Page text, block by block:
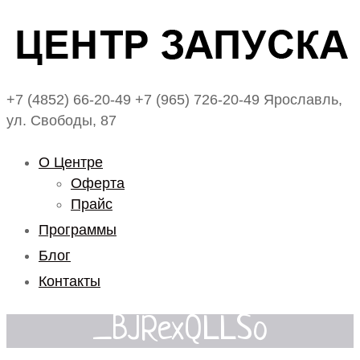
+7 (4852) 66-20-49 +7 (965) 726-20-49 Ярославль,
ул. Свободы, 87
О Центре
Оферта
Прайс
Программы
Блог
Контакты
_BJRexQLLSo